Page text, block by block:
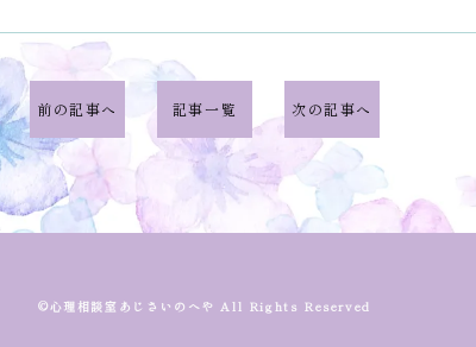
前の記事へ 記事一覧 次の記事へ
©心理相談室あじさいのへや All Rights Reserved